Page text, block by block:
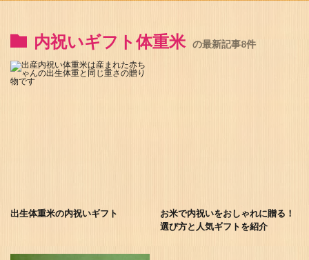
内祝いギフト体重米 の最新記事8件
出生体重米の内祝いギフト
お米で内祝いをおしゃれに贈る！
選び方と人気ギフトを紹介